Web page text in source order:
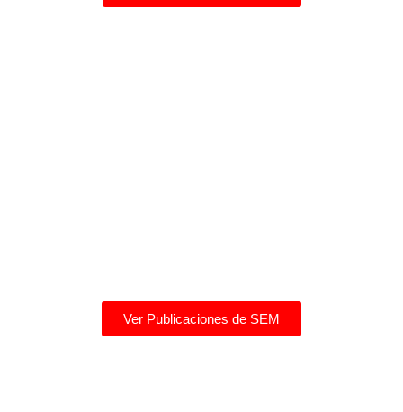
Ver Publicaciones de SEM